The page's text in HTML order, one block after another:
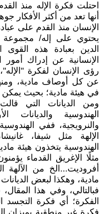
احتلت فكرة الإله منذ
أنها تعد من أكثر الأفكار
الإنسان منذ القدم على
يحتوي على إله/ مجموعة
الدين بعبادة هذه القوى
الإنسانية عن إدراك أمور
رؤى الإنسان لفكرة
عن كل أوصاف مادية،
في هيئة مادية؛ بحيث يمكن
ومن الديانات التي
الهندوسية والديانات
والنرويجية، ففي
الإلهة مثل شيفا،
الهندوسية يتخذون هيئة
مثلًا الإغريق القدماء
أفروديت...الخ من الآلهة
مادية، وهكذا لبعض
فبالتالي، وفي هذا
الفكرة؛ أي فكرة التجسد